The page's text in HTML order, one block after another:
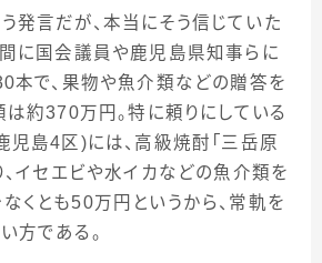
発言だが、本当にそう信じていた
に国会議員や鹿児島県知事らに
本で、果物や魚介類などの贈答を
は約370万円。特に頼りにしている
児島4 区 )には、高級焼酎「三岳原
イセエビや水イカなどの魚介類を
くとも50万円というから、常軌を
方である。